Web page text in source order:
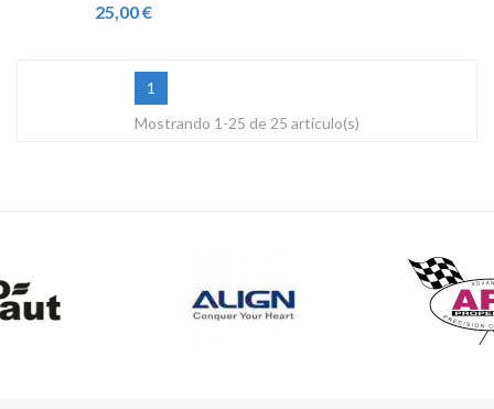
25,00 €
1
Mostrando 1-25 de 25 artículo(s)